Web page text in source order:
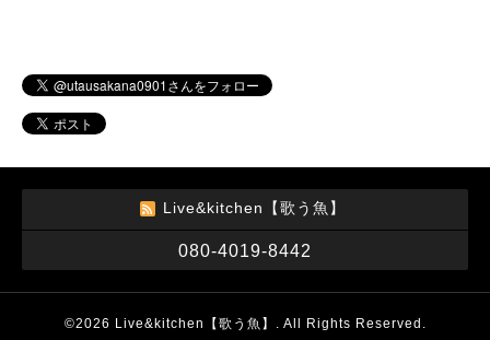
Live&kitchen【歌う魚】
080-4019-8442
©2026 Live&kitchen【歌う魚】 . All Rights Reserved.